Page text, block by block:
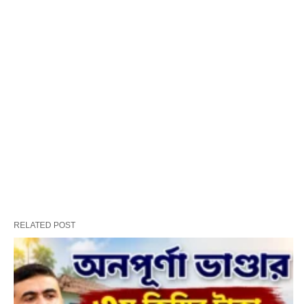
RELATED POST